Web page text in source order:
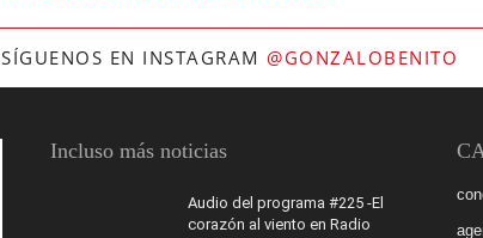
SÍGUENOS EN INSTAGRAM @GONZALOBENITO
Incluso más noticias
Audio del programa #225 -El
corazón al viento en Radio